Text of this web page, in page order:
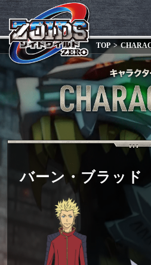
TOP
バーン・ブラッド